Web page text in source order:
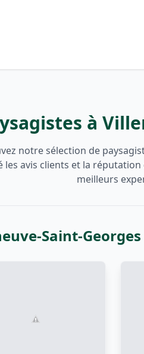
à
notre sélection de
les avis clients et la
meilleurs
Saint-Georges